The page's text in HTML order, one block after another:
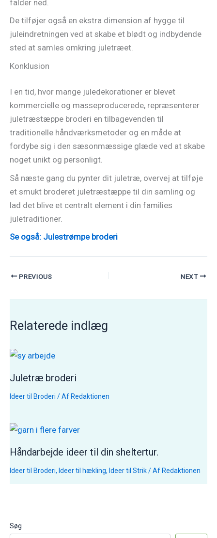
falder ned.
De tilføjer også en ekstra dimension af hygge til
juleindretningen ved at skabe et blødt og indbydende
sted at samles omkring juletræet.
Konklusion
I en tid, hvor mange juledekorationer er blevet
kommercielle og masseproducerede, repræsenterer
juletræstæppe broderi en tilbagevenden til
traditionelle håndværksmetoder og en måde at
fordybe sig i den sæsonmæssige glæde ved at skabe
noget unikt og personligt.
Så næste gang du pynter dit juletræ, overvej at tilføje
et smukt broderet juletræstæppe til din samling og
lad det blive et centralt element i din families
juletraditioner.
Se også: Julestrømpe broderi
PREVIOUS NEXT
Relaterede indlæg
Juletræ broderi
Ideer til Broderi / Af Redaktionen
Håndarbejde ideer til din sheltertur.
Ideer til Broderi, Ideer til hækling, Ideer til Strik/ Af Redaktionen
Søg